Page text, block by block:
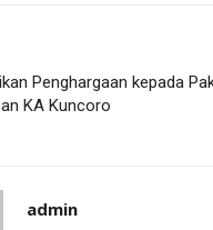
Penghargaan kepada
KA Kuncoro
admin